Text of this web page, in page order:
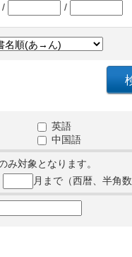
/ /
英語
中国語
対象となります。
月まで（西暦、半角数